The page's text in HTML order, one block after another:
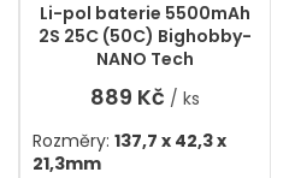
Li-pol baterie 5500mAh
2S 25C (50C) Bighobby-
NANO Tech
889 Kč / ks
Rozměry: 137,7 x 42,3 x
21,3mm